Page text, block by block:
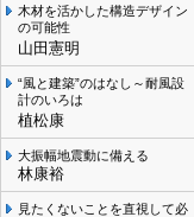
木材を活かした構造デザイン
の可能性
山田憲明
“風と建築”のはなし～耐風設
計のいろは
植松康
大振幅地震動に備える
林康裕
見たくないことを直視して必